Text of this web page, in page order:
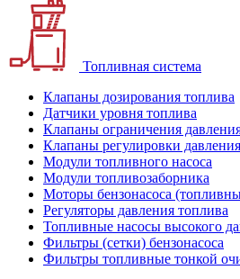
Топливная система
Клапаны дозирования топлива
Датчики уровня топлива
Клапаны ограничения
Клапаны регулировки
Модули топливного насоса
Модули топливозаборника
Моторы бензонасоса
Регуляторы давления топлива
Топливные насосы высокого
Фильтры (сетки) бензонасоса
Фильтры топливные тонкой